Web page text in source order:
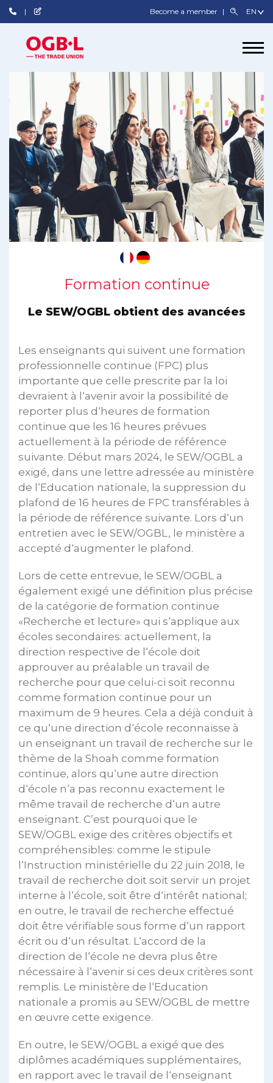
Become a member
Formation continue
Le SEW/OGBL obtient des avancées
Les enseignants qui suivent une formation
professionnelle continue (FPC) plus
importante que celle prescrite par la loi
devraient à l‘avenir avoir la possibilité de
reporter plus d‘heures de formation
continue que les 16 heures prévues
actuellement à la période de référence
suivante. Début mars 2024, le SEW/OGBL a
exigé, dans une lettre adressée au ministère
de l‘Education nationale, la suppression du
plafond de 16 heures de FPC transférables à
la période de référence suivante. Lors d‘un
entretien avec le SEW/OGBL, le ministère a
accepté d‘augmenter le plafond.
Lors de cette entrevue, le SEW/OGBL a
également exigé une définition plus précise
de la catégorie de formation continue
«Recherche et lecture» qui s‘applique aux
écoles secondaires: actuellement, la
direction respective de l‘école doit
approuver au préalable un travail de
recherche pour que celui-ci soit reconnu
comme formation continue pour un
maximum de 9 heures. Cela a déjà conduit à
ce qu‘une direction d‘école reconnaisse à
un enseignant un travail de recherche sur le
thème de la Shoah comme formation
continue, alors qu‘une autre direction
d‘école n‘a pas reconnu exactement le
même travail de recherche d‘un autre
enseignant. C’est pourquoi que le
SEW/OGBL exige des critères objectifs et
compréhensibles: comme le stipule
l‘Instruction ministérielle du 22 juin 2018, le
travail de recherche doit soit servir un projet
interne à l‘école, soit être d‘intérêt national;
en outre, le travail de recherche effectué
doit être vérifiable sous forme d‘un rapport
écrit ou d‘un résultat. L‘accord de la
direction de l‘école ne devra plus être
nécessaire à l‘avenir si ces deux critères sont
remplis. Le ministère de l‘Education
nationale a promis au SEW/OGBL de mettre
en œuvre cette exigence.
En outre, le SEW/OGBL a exigé que des
diplômes académiques supplémentaires,
en rapport avec le travail de l‘enseignant